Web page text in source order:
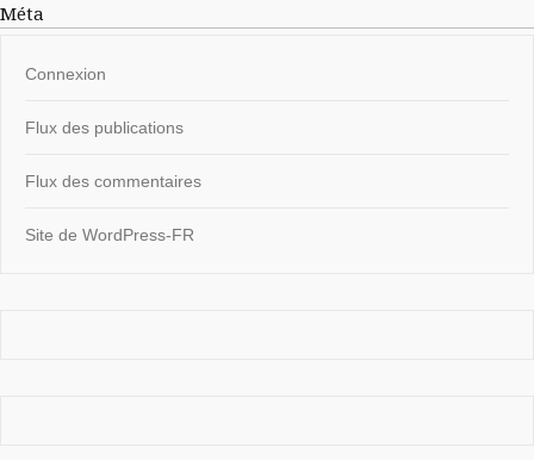
Méta
Connexion
Flux des publications
Flux des commentaires
Site de WordPress-FR